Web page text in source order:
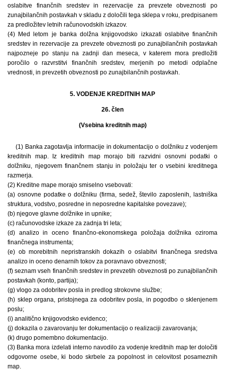
oslabitve finančnih sredstev in rezervacije za prevzete obveznosti po
zunajbilančnih postavkah v skladu z določili tega sklepa v roku, predpisanem
za predložitev letnih računovodskih izkazov.
(4) Med letom je banka dolžna knjigovodsko izkazati oslabitve finančnih
sredstev in rezervacije za prevzete obveznosti po zunajbilančnih postavkah
najpozneje po stanju na zadnji dan meseca, v katerem mora predložiti
poročilo o razvrstitvi finančnih sredstev, merjenih po metodi odplačne
vrednosti, in prevzetih obveznosti po zunajbilančnih postavkah.
5. VODENJE KREDITNIH MAP
26. člen
(Vsebina kreditnih map)
(1) Banka zagotavlja informacije in dokumentacijo o dolžniku z vodenjem
kreditnih map. Iz kreditnih map morajo biti razvidni osnovni podatki o
dolžniku, njegovem finančnem stanju in položaju ter o vsebini kreditnega
razmerja.
(2) Kreditne mape morajo smiselno vsebovati:
(a) osnovne podatke o dolžniku (firma, sedež, število zaposlenih, lastniška
struktura, vodstvo, posredne in neposredne kapitalske povezave);
(b) njegove glavne dolžnike in upnike;
(c) računovodske izkaze za zadnja tri leta;
(d) analizo in oceno finančno-ekonomskega položaja dolžnika oziroma
finančnega instrumenta;
(e) ob morebitnih nepristranskih dokazih o oslabitvi finančnega sredstva
analizo in oceno denarnih tokov za poravnavo obveznosti;
(f) seznam vseh finančnih sredstev in prevzetih obveznosti po zunajbilančnih
postavkah (konto, partija);
(g) vlogo za odobritev posla in predlog strokovne službe;
(h) sklep organa, pristojnega za odobritev posla, in pogodbo o sklenjenem
poslu;
(i) analitično knjigovodsko evidenco;
(j) dokazila o zavarovanju ter dokumentacijo o realizaciji zavarovanja;
(k) drugo pomembno dokumentacijo.
(3) Banka mora izdelati interno navodilo za vodenje kreditnih map ter določiti
odgovorne osebe, ki bodo skrbele za popolnost in celovitost posameznih
map.